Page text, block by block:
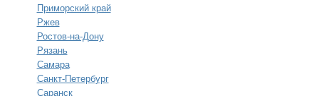
Приморский край
Ржев
Ростов-на-Дону
Рязань
Самара
Санкт-Петербург
Саранск